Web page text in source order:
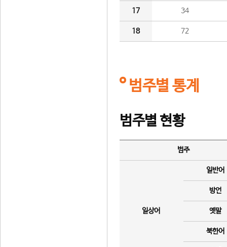
17 34
18 72
범주별 통계
범주별 현황
범주
일상어
일반어
방언
옛말
북한어